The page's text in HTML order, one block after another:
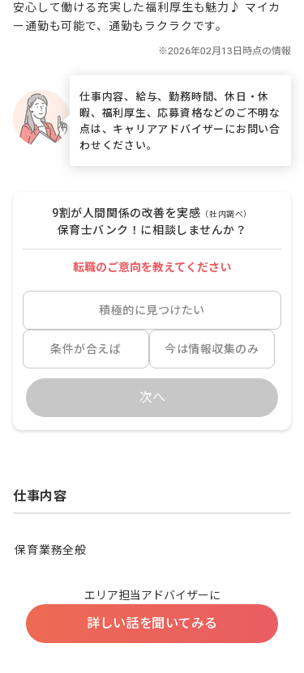
安心して働ける充実した福利厚生も魅力♪ マイカ
ー通勤も可能で、通勤もラクラクです。
仕事内容、給与、勤務時間、休日・休
暇、福利厚生、応募資格などのご不明な
点は、キャリアアドバイザーにお問い合
わせください。
9割が人間関係の改善を実感 （社内調べ）
保育士バンク！に相談しませんか？
転職のご意向を教えてください
積極的に見つけたい
条件が合えば 今は情報収集のみ
次へ
仕事内容
保育業務全般
エリア担当アドバイザーに
詳しい話を聞いてみる